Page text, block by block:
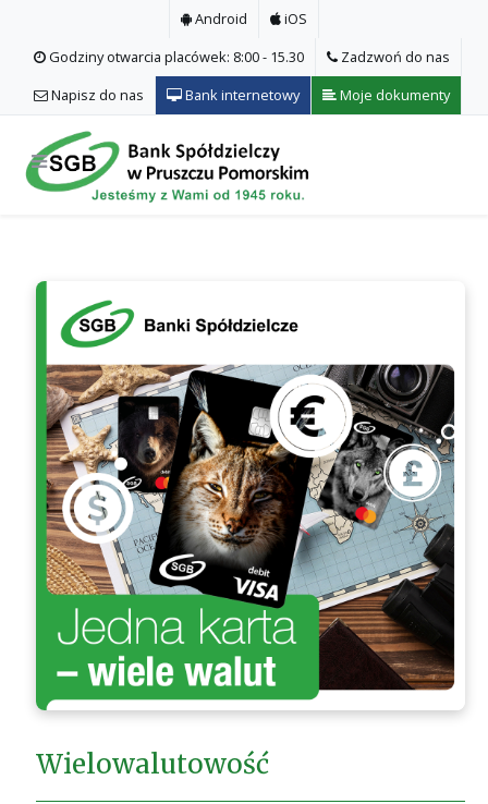
Android
iOS
Godziny otwarcia placówek: 8:00 - 15.30
Zadzwoń do nas
Napisz do nas
Bank internetowy Moje dokumenty
Wielowalutowość